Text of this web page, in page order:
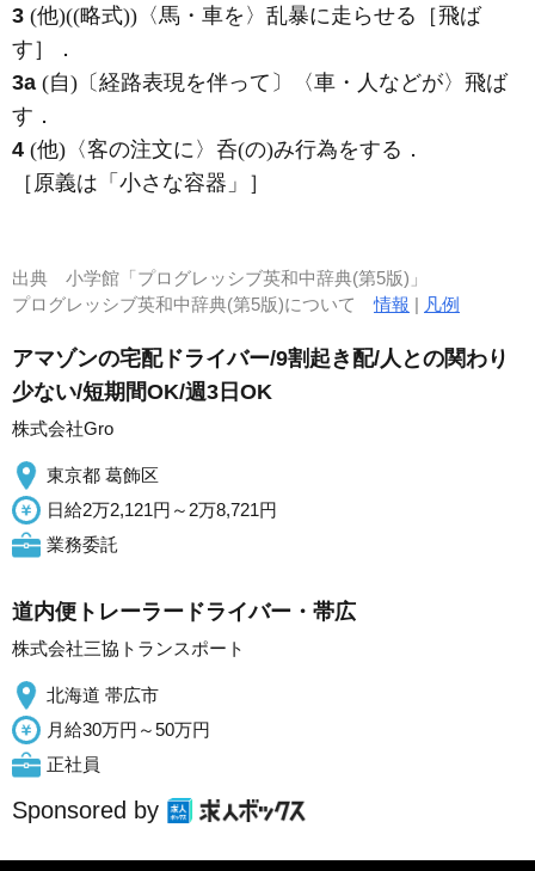
3 (他)((略式))〈馬・車を〉乱暴に走らせる［飛ば
す］
．
3a (自) 〔経路表現を伴って〕〈車・人などが〉飛ば
す ．
4 (他) 〈客の注文に〉呑(の)み行為をする ．
［原義は「小さな容器」］
出典 小学館「プログレッシブ英和中辞典(第5版)」
プログレッシブ英和中辞典(第5版)について情報 | 凡例
アマゾンの宅配ドライバー/9割起き配/人との関わり
少ない/短期間OK/週3日OK
株式会社Gro
東京都 葛飾区
日給2万2,121円～2万8,721円
業務委託
道内便トレーラードライバー・帯広
株式会社三協トランスポート
北海道 帯広市
月給30万円～50万円
正社員
Sponsored by